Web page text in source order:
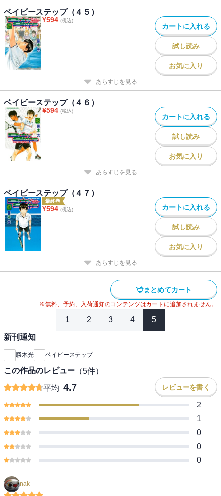
ベイビーステップ（４５）
¥594 (税込)
カートに入れる
試し読み
お気に入り
あらすじを見る
ベイビーステップ（４６）
¥594 (税込)
カートに入れる
試し読み
お気に入り
あらすじを見る
ベイビーステップ（４７）
最終巻
¥594 (税込) カートに入れる
試し読み
お気に入り
あらすじを見る
まとめてカート
※無料、予約、入荷通知のコンテンツはカートに追加されません。
1 2 3 4 5
新刊通知
勝木光 ベイビーステップ
この作品のレビュー （5件）
平均 4.7 レビューを書く
2
1
0
0
0
nak